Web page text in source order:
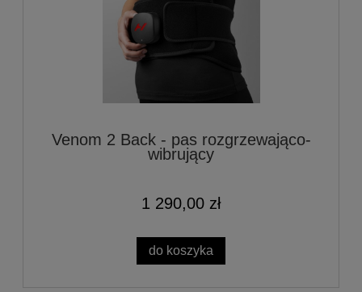
Venom 2 Back - pas rozgrzewająco-
wibrujący
1 290,00 zł
do koszyka